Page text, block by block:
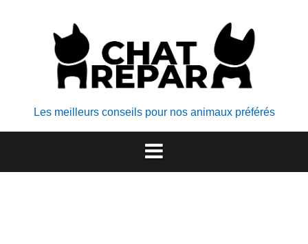
Les meilleurs conseils pour nos animaux préférés